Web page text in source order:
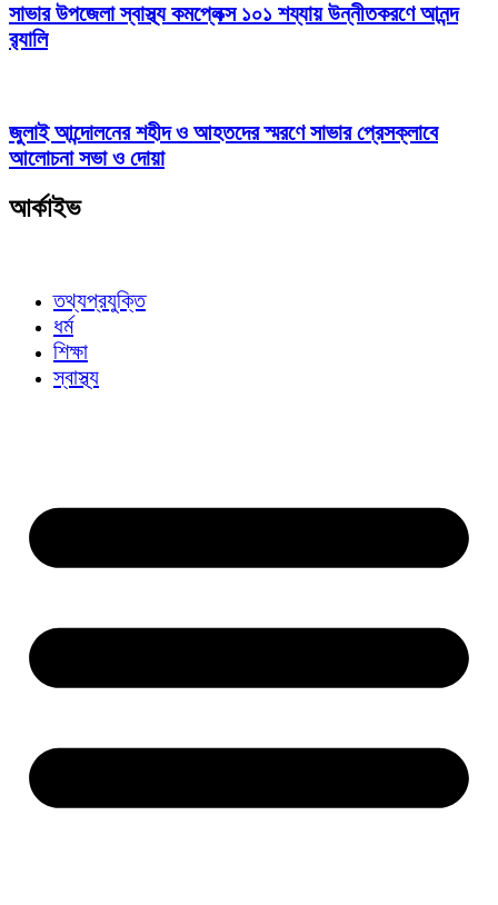
সাভার উপজেলা স্বাস্থ্য কমপ্লেক্স ১০১ শয্যায় উন্নীতকরণে আনন্দ
র‍্যালি
জুলাই আন্দোলনের শহীদ ও আহতদের স্মরণে সাভার প্রেসক্লাবে
আলোচনা সভা ও দোয়া
আর্কাইভ
তথ্যপ্রযুক্তি
ধর্ম
শিক্ষা
স্বাস্থ্য